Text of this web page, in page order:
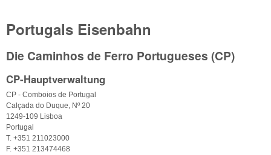
Portugals Eisenbahn
Die Caminhos de Ferro Portugueses (CP)
CP-Hauptverwaltung
CP - Comboios de Portugal
Calçada do Duque, Nº 20
1249-109 Lisboa
Portugal
T. +351 211023000
F. +351 213474468